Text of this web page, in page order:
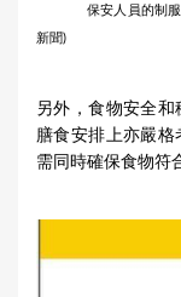
保安人員的制服上
新聞)
另外，食物安全
膳食安排上亦嚴
需同時確保食物符